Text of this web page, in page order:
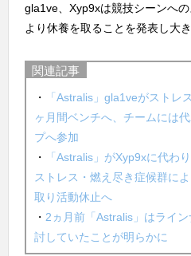
gla1ve、Xyp9xは競技シーンへ
より休養を取ることを発表し大
関連記事
・
「Astralis」gla1veがストレ
ヶ月間ベンチへ、チームには
プへ参加
・
「Astralis」がXyp9xに代わ
ストレス・燃え尽き症候群に
取り活動休止へ
・ 2ヵ月前「Astralis」はライ
討していたことが明らかに